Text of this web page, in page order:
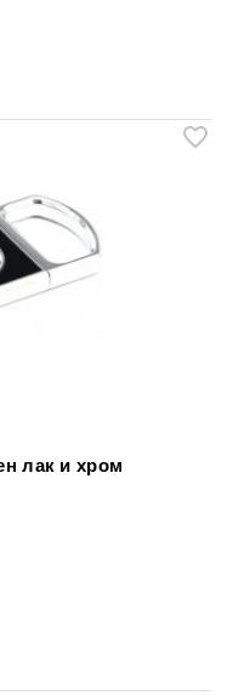
лак и хром